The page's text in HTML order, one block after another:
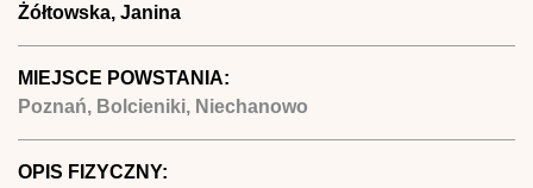
Żółtowska, Janina
MIEJSCE POWSTANIA:
Poznań, Bolcieniki, Niechanowo
OPIS FIZYCZNY: